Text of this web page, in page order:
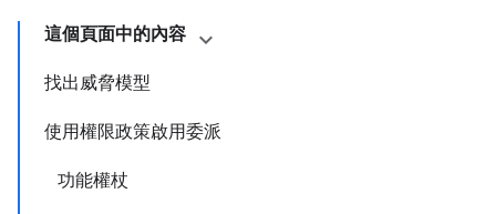
這個頁面中的內容
找出威脅模型
使用權限政策啟用委派
功能權杖